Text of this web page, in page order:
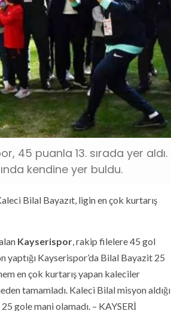
45 puanla 13. sırada yer aldı.
kendine yer buldu.
Bilal Bayazıt, ligin en çok kurtarış
Kayserispor, rakip filelere 45 gol
Kayserispor’da Bilal Bayazit 25
en çok kurtarış yapan kaleciler
tamamladı. Kaleci Bilal misyon aldığı
gole mani olamadı. – KAYSERİ